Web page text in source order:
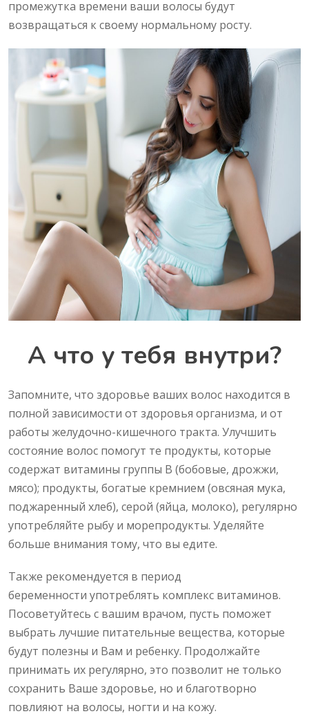
промежутка времени ваши волосы будут
возвращаться к своему нормальному росту.
А что у тебя внутри?
Запомните, что здоровье ваших волос находится в
полной зависимости от здоровья организма, и от
работы желудочно-кишечного тракта. Улучшить
состояние волос помогут те продукты, которые
содержат витамины группы В (бобовые, дрожжи,
мясо); продукты, богатые кремнием (овсяная мука,
поджаренный хлеб), серой (яйца, молоко), регулярно
употребляйте рыбу и морепродукты. Уделяйте
больше внимания тому, что вы едите.
Также рекомендуется в период
беременности употреблять комплекс витаминов.
Посоветуйтесь с вашим врачом, пусть поможет
выбрать лучшие питательные вещества, которые
будут полезны и Вам и ребенку. Продолжайте
принимать их регулярно, это позволит не только
сохранить Ваше здоровье, но и благотворно
повлияют на волосы, ногти и на кожу.